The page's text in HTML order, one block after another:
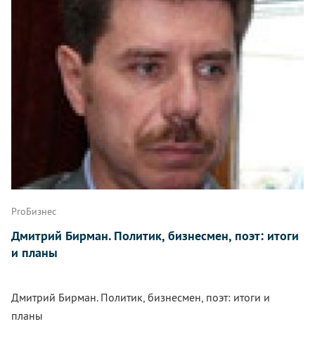
ProБизнес
Дмитрий Бирман. Политик, бизнесмен, поэт: итоги
и планы
Дмитрий Бирман. Политик, бизнесмен, поэт: итоги и
планы